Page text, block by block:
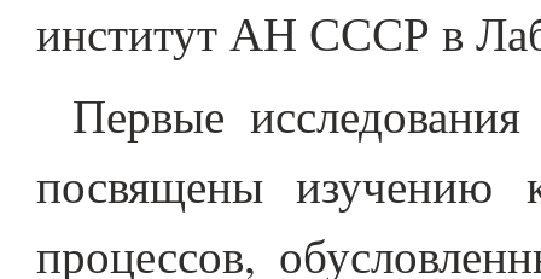
институт АН СССР в
Первые
посвящены изучению
процессов,